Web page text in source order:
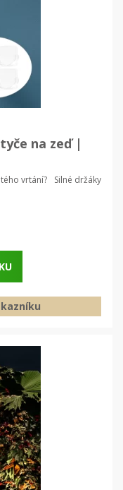
na zeď |
vrtání? Silné držáky